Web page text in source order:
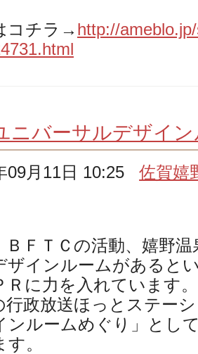
コチラ→ http://
ニバーサルデザイ
09月11日 10:25佐賀嬉
ＢＦＴＣの活動、嬉野
ザインルームがあると
Ｒに力を入れています。
行政放送ほっとステー
ンルームめぐり」とし
。